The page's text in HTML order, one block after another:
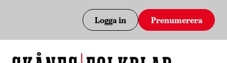
Logga in Prenumerera